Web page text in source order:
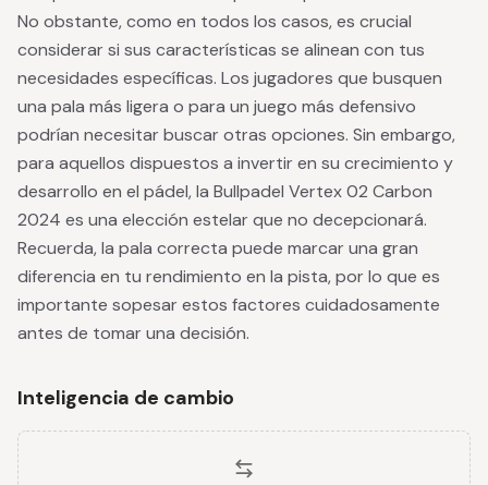
No obstante, como en todos los casos, es crucial
considerar si sus características se alinean con tus
necesidades específicas. Los jugadores que busquen
una pala más ligera o para un juego más defensivo
podrían necesitar buscar otras opciones. Sin embargo,
para aquellos dispuestos a invertir en su crecimiento y
desarrollo en el pádel, la Bullpadel Vertex 02 Carbon
2024 es una elección estelar que no decepcionará.
Recuerda, la pala correcta puede marcar una gran
diferencia en tu rendimiento en la pista, por lo que es
importante sopesar estos factores cuidadosamente
antes de tomar una decisión.
Inteligencia de cambio